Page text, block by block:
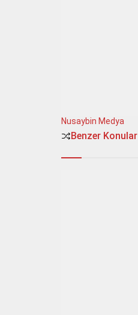
Nusaybin Medya
Benzer Konular